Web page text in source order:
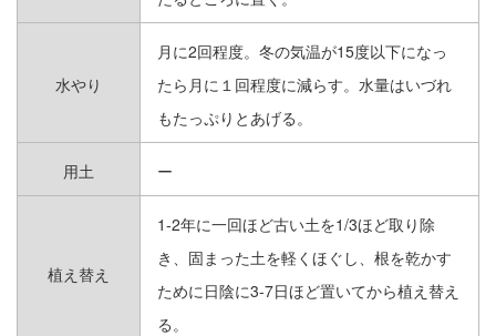
水やり
月に2回程度。冬の気温が15度以下になっ
たら月に１回程度に減らす。水量はいづれ
もたっぷりとあげる。
用土 ー
植え替え
1-2年に一回ほど古い土を1/3ほど取り除
き、固まった土を軽くほぐし、根を乾かす
ために日陰に3-7日ほど置いてから植え替え
る。
室内、庭どちらでも
鉢植え向き
耐寒性が強い
日陰でも育つ